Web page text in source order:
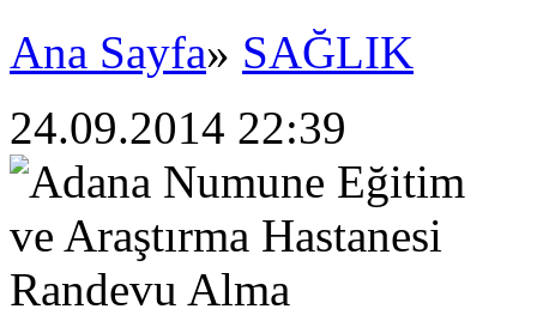
Ana Sayfa» SAĞLIK
24.09.2014 22:39